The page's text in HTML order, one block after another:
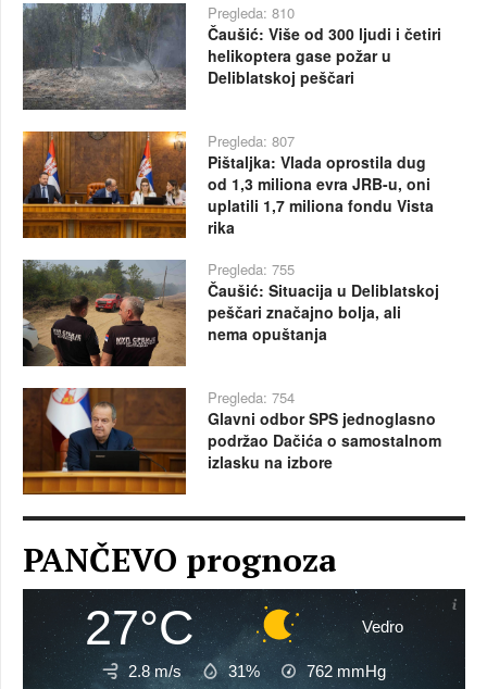
Pregleda: 810
Čaušić: Više od 300 ljudi i četiri
helikoptera gase požar u
Deliblatskoj peščari
Pregleda: 807
Pištaljka: Vlada oprostila dug
od 1,3 miliona evra JRB-u, oni
uplatili 1,7 miliona fondu Vista
rika
Pregleda: 755
Čaušić: Situacija u Deliblatskoj
peščari značajno bolja, ali
nema opuštanja
Pregleda: 754
Glavni odbor SPS jednoglasno
podržao Dačića o samostalnom
izlasku na izbore
PANČEVO prognoza
27°C Vedro
2.8 m/s 31% 762 mmHg